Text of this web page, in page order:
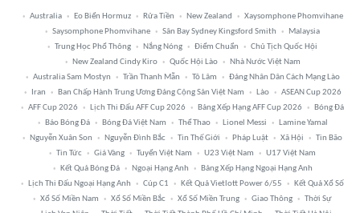
Australia Eo Biển Hormuz Rửa Tiền New Zealand
Xaysomphone Phomvihane
Saysomphone Phomvihane
Sân Bay Sydney Kingsford Smith
Malaysia
Trung Học Phổ Thông
Nắng Nóng Điểm Chuẩn
Chủ Tịch Quốc Hội
New Zealand Cindy Kiro
Quốc Hội Lào
Nhà Nước Việt Nam
Australia Sam Mostyn
Trần Thanh Mẫn Tô Lâm
Đảng Nhân Dân Cách Mạng Lào
Iran
Ban Chấp Hành Trung Ương Đảng Cộng Sản Việt Nam Lào
ASEAN Cup 2026
AFF Cup 2026
Lịch Thi Đấu AFF Cup 2026 Bảng Xếp Hạng AFF Cup 2026
Bóng Đá
Báo Bóng Đá
Bóng Đá Việt Nam Thể Thao Lionel Messi
Lamine Yamal
Nguyễn Xuân Son
Nguyễn Đình Bắc Tin Thế Giới Pháp Luật Xã Hội
Tin Bão
Tin Tức
Giá Vàng Tuyển Việt Nam U23 Việt Nam
U17 Việt Nam
Kết Quả Bóng Đá
Ngoại Hạng Anh
Bảng Xếp Hạng Ngoại Hạng Anh
Lịch Thi Đấu Ngoại Hạng Anh
Cúp C1 Kết Quả Vietlott Power 6/55
Kết Quả Xổ Số
Xổ Số Miền Nam
Xổ Số Miền Bắc Xổ Số Miền Trung Giao Thông
Thời Sự